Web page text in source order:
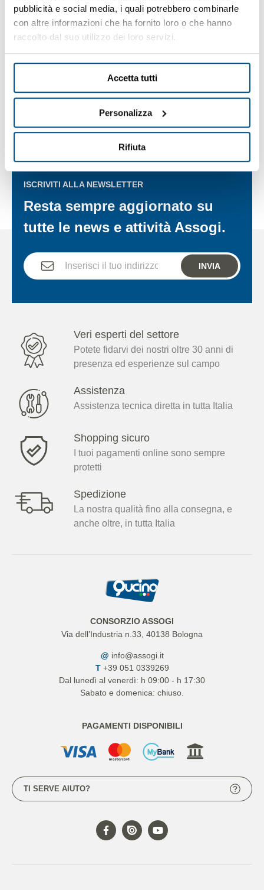
pubblicità e social media, i quali potrebbero combinarle
con altre informazioni che ha fornito loro o che hanno
raccolto dal suo utilizzo dei loro servizi.
Accetta tutti
Personalizza
Rifiuta
ISCRIVITI ALLA NEWSLETTER
Resta sempre aggiornato su
tutte le news e attività Assogi.
INVIA
Veri esperti del settore
Potete fidarvi dei nostri oltre 30 anni di
presenza ed esperienze sul campo
Assistenza
Assistenza tecnica diretta in tutta Italia
Shopping sicuro
I tuoi pagamenti online sono sempre
protetti
Spedizione
La nostra qualità fino alla consegna, e
anche oltre, in tutta Italia
CONSORZIO ASSOGI
Via dell’Industria n.33, 40138 Bologna
@ info@assogi.it
T +39 051 0339269
Dal lunedì al venerdì: h 09:00 - h 17:30
Sabato e domenica: chiuso.
PAGAMENTI DISPONIBILI
TI SERVE AIUTO?